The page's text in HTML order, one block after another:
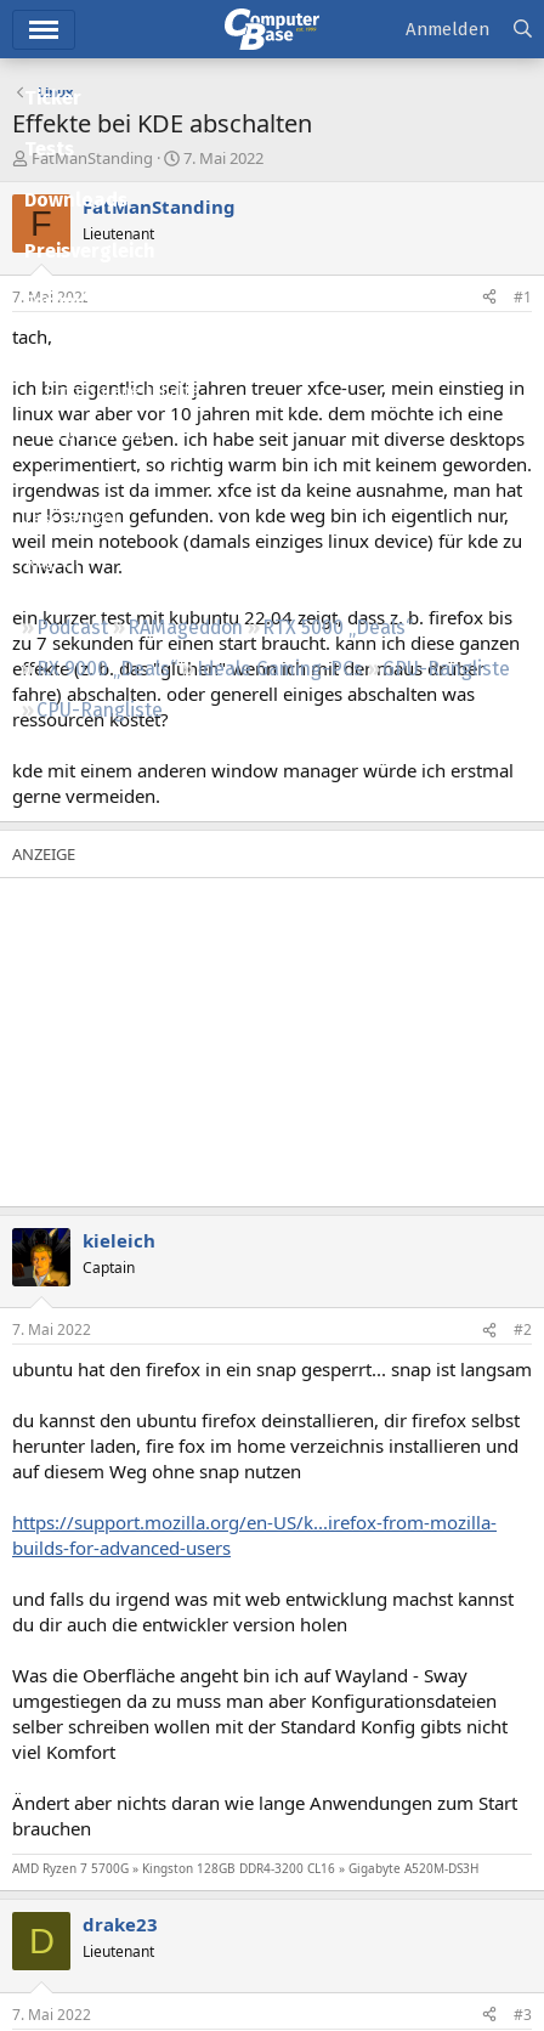
Ticker
Tests
Downloads
Preisvergleich
Forum
Aktuelles
Empfohlene Inhalte
Neue Beiträge
Neueste Aktivitäten
Leserartikel
Regeln
Podcast RAMageddon
RTX 5000 „Deals“
RX 9000 „Deals“
Ideale Gaming-PCs
GPU-Rangliste
CPU-Rangliste
Anmelden
Linux
Effekte bei KDE abschalten
E
s
e
l
e
r
FatManStanding
E
s
t
7. Mai 2022
F FatManStanding
Lieutenant
7. Mai 2022 #1
tach,
ich bin eigentlich seit jahren treuer xfce-user, mein einstieg in
linux war aber vor 10 jahren mit kde. dem möchte ich eine
neue chance geben. ich habe seit januar mit diverse desktops
experimentiert, so richtig warm bin ich mit keinem geworden.
irgendwas ist da immer. xfce ist da keine ausnahme, man hat
nur lösungen gefunden. von kde weg bin ich eigentlich nur,
weil mein notebook (damals einziges linux device) für kde zu
schwach war.
ein kurzer test mit kubuntu 22.04 zeigt, dass z. b. firefox bis
zu 7 sekunden für einen start braucht. kann ich diese ganzen
effekte (z. b. das "glühen" wenn ich mit der maus drüber
fahre) abschalten. oder generell einiges abschalten was
ressourcen kostet?
kde mit einem anderen window manager würde ich erstmal
gerne vermeiden.
kieleich
Captain
7. Mai 2022 #2
ubuntu hat den firefox in ein snap gesperrt... snap ist langsam
du kannst den ubuntu firefox deinstallieren, dir firefox selbst
herunter laden, fire fox im home verzeichnis installieren und
auf diesem Weg ohne snap nutzen
https://support.mozilla.org/en-US/k...irefox-from-mozilla-
builds-for-advanced-users
und falls du irgend was mit web entwicklung machst kannst
du dir auch die entwickler version holen
Was die Oberfläche angeht bin ich auf Wayland - Sway
umgestiegen da zu muss man aber Konfigurationsdateien
selber schreiben wollen mit der Standard Konfig gibts nicht
viel Komfort
Ändert aber nichts daran wie lange Anwendungen zum Start
brauchen
AMD Ryzen 7 5700G » Kingston 128GB DDR4-3200 CL16 » Gigabyte A520M-DS3H
D drake23
Lieutenant
7. Mai 2022 #3